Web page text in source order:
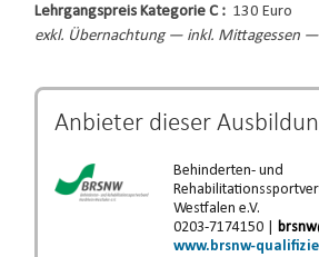
Lehrgangspreis Kategorie C : 130 Euro
exkl. Übernachtung — inkl. Mittagessen
Anbieter dieser
Behinderten- und
Westfalen e.V.
0203-7174150 |
www.brsnw-